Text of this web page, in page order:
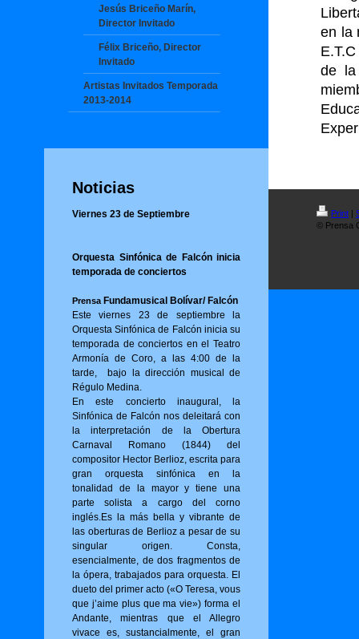
Jesús Briceño Marín,
Director Invitado
Félix Briceño, Director
Invitado
Artistas Invitados Temporada
2013-2014
Noticias
Viernes 23 de Septiembre
Orquesta Sinfónica de Falcón inicia
temporada de conciertos
PrensaFundamusical Bolívar/ Falcón
Este viernes 23 de septiembre la
Orquesta Sinfónica de Falcón inicia su
temporada de conciertos en el Teatro
Armonía de Coro, a las 4:00 de la
tarde, bajo la dirección musical de
Régulo Medina.
En este concierto inaugural, la
Sinfónica de Falcón nos deleitará con
la interpretación de la Obertura
Carnaval Romano (1844) del
compositor Hector Berlioz, escrita para
gran orquesta sinfónica en la
tonalidad de la mayor y tiene una
parte solista a cargo del corno
inglés.Es la más bella y vibrante de
las oberturas de Berlioz a pesar de su
singular origen. Consta,
esencialmente, de dos fragmentos de
la ópera, trabajados para orquesta. El
dueto del primer acto («O Tere­sa, vous
que j’aime plus que ma vie») for­ma el
Andante, mientras que el Allegro
vivace es, sustancialmente, el gran
en la
de la
Print |
© Prensa